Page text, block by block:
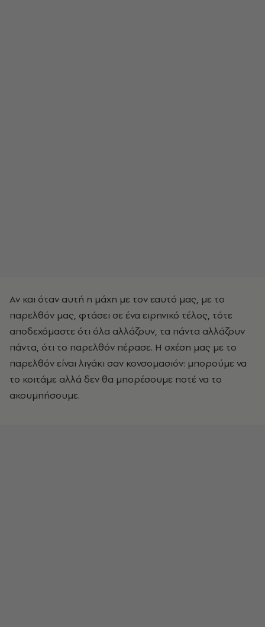
Αν και όταν αυτή η μάχη με τον εαυτό μας, με το
παρελθόν μας, φτάσει σε ένα ειρηνικό τέλος, τότε
αποδεχόμαστε ότι όλα αλλάζουν, τα πάντα αλλάζουν
πάντα, ότι το παρελθόν πέρασε. Η σχέση μας με το
παρελθόν είναι λιγάκι σαν κονσομασιόν: μπορούμε να
το κοιτάμε αλλά δεν θα μπορέσουμε ποτέ να το
ακουμπήσουμε.